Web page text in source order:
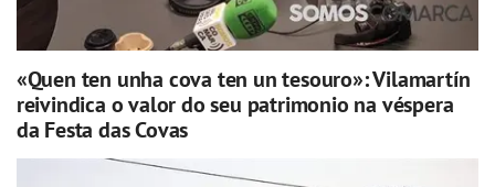
«Quen ten unha cova ten un tesouro»: Vilamartín
reivindica o valor do seu patrimonio na véspera
da Festa das Covas